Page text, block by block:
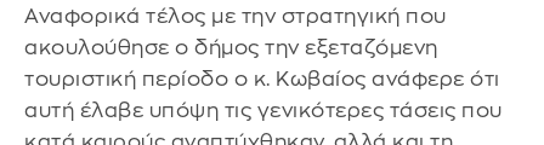
Αναφορικά τέλος με την στρατηγική που
ακουλούθησε ο δήμος την εξεταζόμενη
τουριστική περίοδο ο κ. Κωβαίος ανάφερε ότι
αυτή έλαβε υπόψη τις γενικότερες τάσεις που